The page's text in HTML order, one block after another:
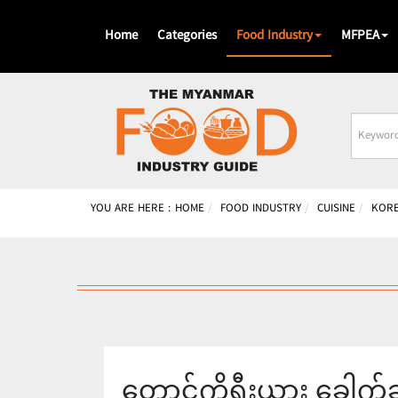
Home Categories Food Industry MFPEA
Name
YOU ARE HERE : HOME FOOD INDUSTRY CUISINE